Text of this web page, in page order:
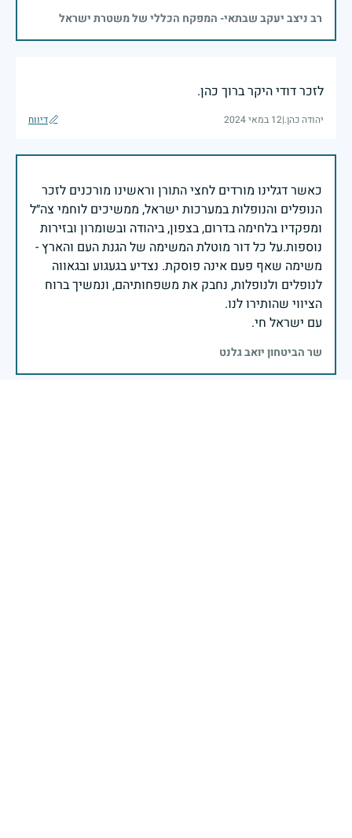
רב ניצב יעקב שבתאי- המפקח הכללי של משטרת ישראל
לזכר דודי היקר ברוך כהן.
יהודה כהן.|12 במאי 2024 דיווח
כאשר דגלינו מורדים לחצי התורן וראשינו מורכנים לזכר
הנופלים והנופלות במערכות ישראל, ממשיכים לוחמי צה״ל
ומפקדיו בלחימה בדרום, בצפון, ביהודה ובשומרון ובזירות
נוספות.על כל דור מוטלת המשימה של הגנת העם והארץ -
משימה שאף פעם אינה פוסקת. נצדיע בגעגוע ובגאווה
לנופלים ולנופלות, נחבק את משפחותיהם, ונמשיך ברוח
עם ישראל חי.
שר הביטחון יואב גלנט